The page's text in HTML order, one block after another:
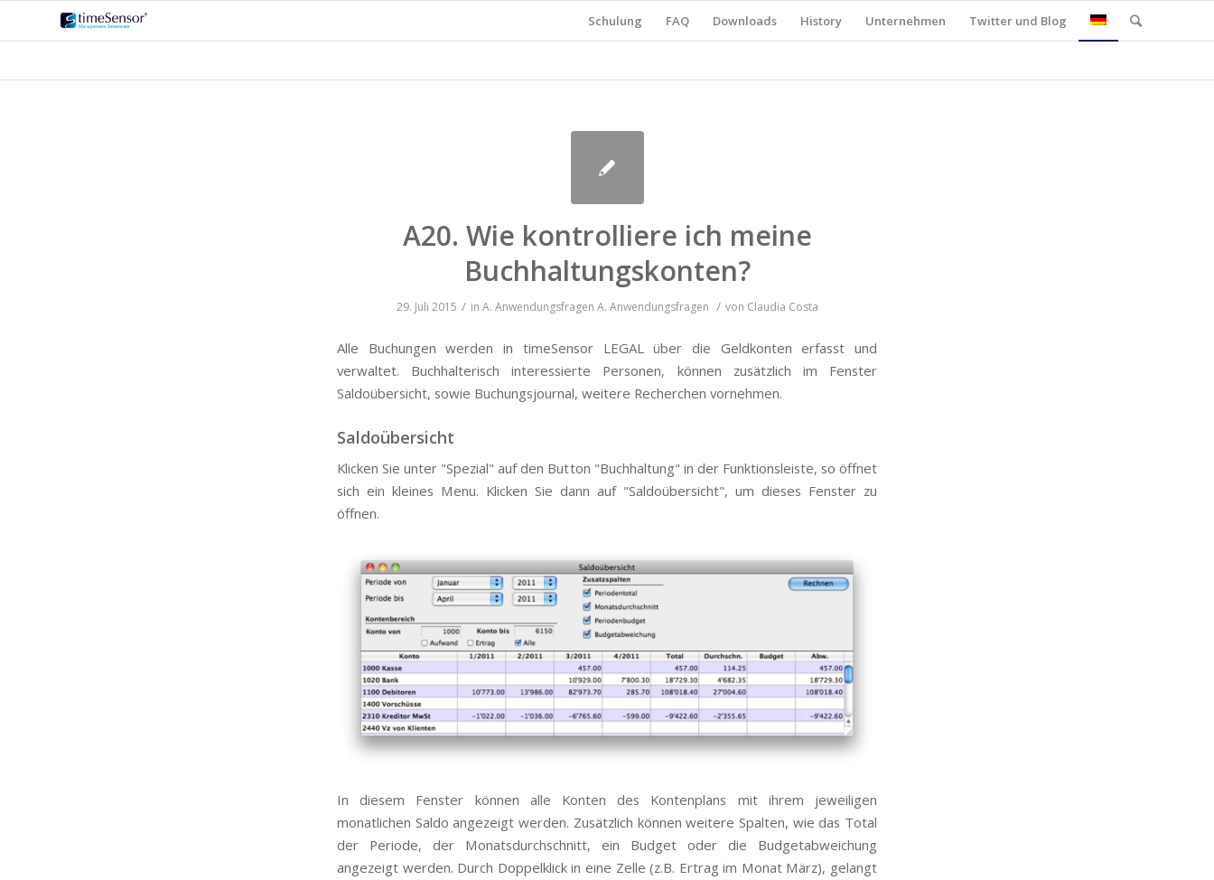
Schulung FAQ Downloads History Unternehmen Twitter und Blog
A20. Wie kontrolliere ich meine
Buchhaltungskonten?
29. Juli 2015 / in A. Anwendungsfragen A. Anwendungsfragen / von Claudia Costa
Alle Buchungen werden in timeSensor LEGAL über die Geldkonten erfasst und
verwaltet. Buchhalterisch interessierte Personen, können zusätzlich im Fenster
Saldoübersicht, sowie Buchungsjournal, weitere Recherchen vornehmen.
Saldoübersicht
Klicken Sie unter "Spezial" auf den Button "Buchhaltung" in der Funktionsleiste, so öffnet
sich ein kleines Menu. Klicken Sie dann auf "Saldoübersicht", um dieses Fenster zu
öffnen.
In diesem Fenster können alle Konten des Kontenplans mit ihrem jeweiligen
monatlichen Saldo angezeigt werden. Zusätzlich können weitere Spalten, wie das Total
der Periode, der Monatsdurchschnitt, ein Budget oder die Budgetabweichung
angezeigt werden. Durch Doppelklick in eine Zelle (z.B. Ertrag im Monat März), gelangt